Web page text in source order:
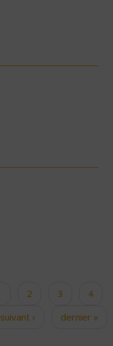
2 3
4
suivant › dernier »